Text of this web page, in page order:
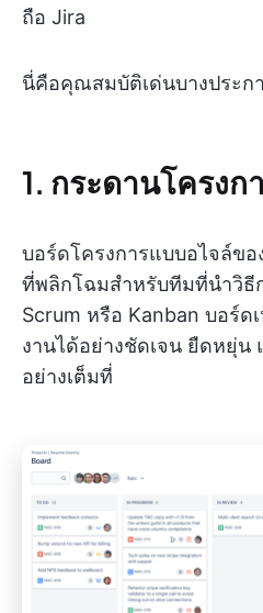
ถือ Jira
นี่คือคุณสมบัติเด่นบางประก
1. กระดานโครงก
บอร์ดโครงการแบบอไจล์ขอ
ที่พลิกโฉมสำหรับทีมที่นำวิธี
Scrum หรือ Kanban บอร์ด
งานได้อย่างชัดเจน ยืดหยุ่น
อย่างเต็มที่